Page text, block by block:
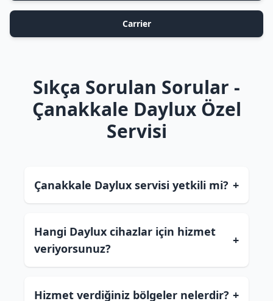
Carrier
Sıkça Sorulan Sorular -
Çanakkale Daylux Özel
Servisi
Çanakkale Daylux servisi yetkili mi? +
Hangi Daylux cihazlar için hizmet
veriyorsunuz?
+
Hizmet verdiğiniz bölgeler nelerdir? +